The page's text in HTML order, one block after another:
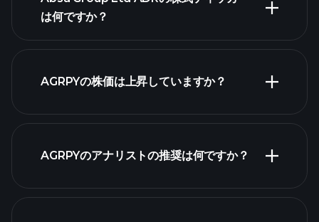
ト
は何ですか？
AGRPYの株価は上昇していますか？
AGRPYチャート
AGRPYのアナリストの推奨は何ですか？